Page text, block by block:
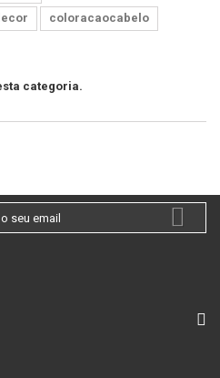
coloracaocabelo
categoria.